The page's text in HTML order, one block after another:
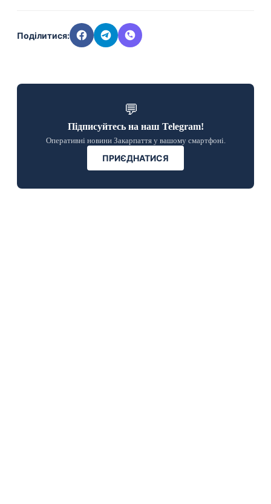
Поділитися:
💬
Підписуйтесь на наш Telegram!
Оперативні новини Закарпаття у вашому смартфоні.
ПРИЄДНАТИСЯ